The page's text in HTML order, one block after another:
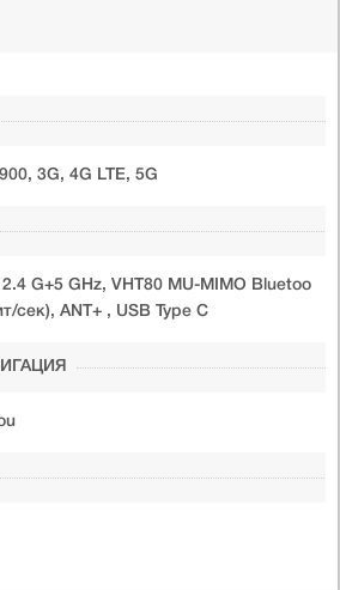
3G, 4G LTE, 5G
G+5 GHz, VHT80 MU-MIMO Bluetoo
сек), ANT+ , USB Type C